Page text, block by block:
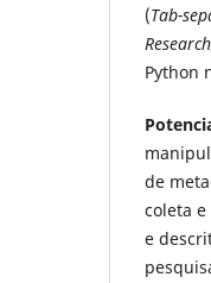
(Tab-
Python
de
coleta
e